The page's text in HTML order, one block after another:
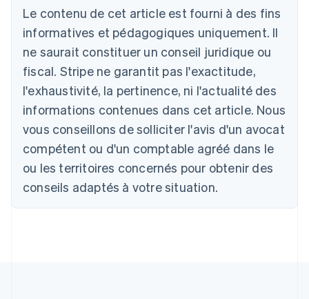
Le contenu de cet article est fourni à des fins
informatives et pédagogiques uniquement. Il
ne saurait constituer un conseil juridique ou
fiscal. Stripe ne garantit pas l'exactitude,
l'exhaustivité, la pertinence, ni l'actualité des
informations contenues dans cet article. Nous
vous conseillons de solliciter l'avis d'un avocat
compétent ou d'un comptable agréé dans le
ou les territoires concernés pour obtenir des
conseils adaptés à votre situation.
Australie
English
Autriche
DeutschEnglish
NederlandsFrançaisDeutschEnglish
Brésil
Português
Bulgarie
English
Canada
Chine continentale
简体中文English